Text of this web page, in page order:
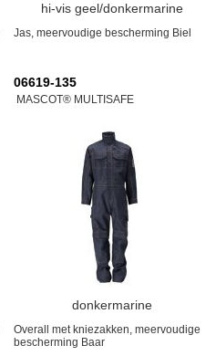
hi-vis geel/donkermarine
Jas, meervoudige bescherming Biel
06619-135
MASCOT® MULTISAFE
donkermarine
Overall met kniezakken, meervoudige
bescherming Baar